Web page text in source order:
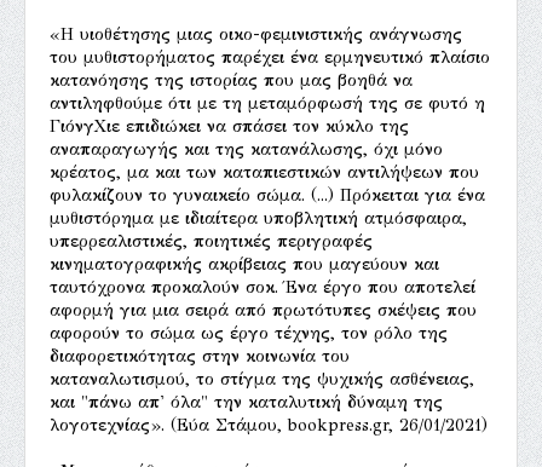
«Η υιοθέτησης μιας οικο-φεμινιστικής ανάγνωσης
του μυθιστορήματος παρέχει ένα ερμηνευτικό πλαίσιο
κατανόησης της ιστορίας που μας βοηθά να
αντιληφθούμε ότι με τη μεταμόρφωσή της σε φυτό η
ΓιόνγΧιε επιδιώκει να σπάσει τον κύκλο της
αναπαραγωγής και της κατανάλωσης, όχι μόνο
κρέατος, μα και των καταπιεστικών αντιλήψεων που
φυλακίζουν το γυναικείο σώμα. (...) Πρόκειται για ένα
μυθιστόρημα με ιδιαίτερα υποβλητική ατμόσφαιρα,
υπερρεαλιστικές, ποιητικές περιγραφές
κινηματογραφικής ακρίβειας που μαγεύουν και
ταυτόχρονα προκαλούν σοκ. Ένα έργο που αποτελεί
αφορμή για μια σειρά από πρωτότυπες σκέψεις που
αφορούν το σώμα ως έργο τέχνης, τον ρόλο της
διαφορετικότητας στην κοινωνία του
καταναλωτισμού, το στίγμα της ψυχικής ασθένειας,
και "πάνω απ' όλα" την καταλυτική δύναμη της
λογοτεχνίας». (Εύα Στάμου, bookpress.gr, 26/01/2021)